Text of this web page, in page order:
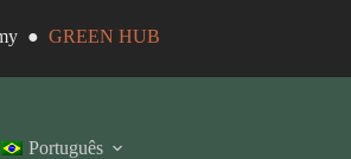
● GREEN HUB
Português